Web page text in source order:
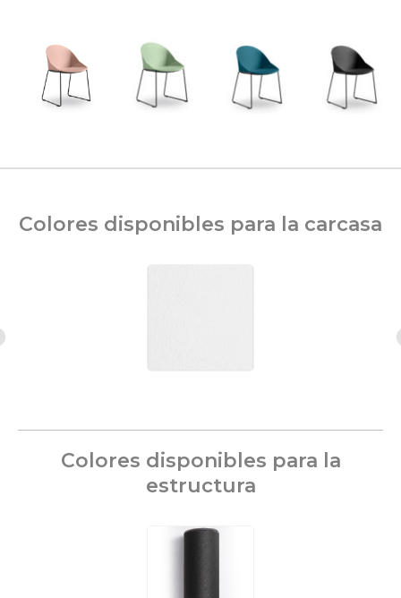
Colores disponibles para la carcasa
Colores disponibles para la
estructura